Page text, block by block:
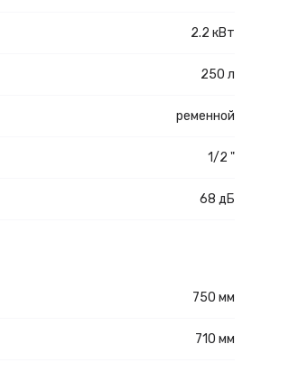
2.2 кВт
250 л
ременной
1/2 "
68 дБ
750 мм
710 мм